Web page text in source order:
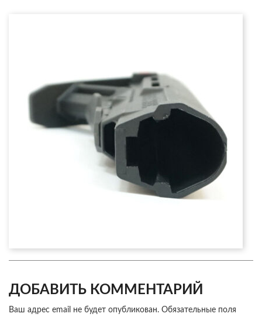
ДОБАВИТЬ КОММЕНТАРИЙ
Ваш адрес email не будет опубликован. Обязательные поля